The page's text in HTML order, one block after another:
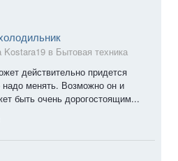
Kostara19 в Бытовая техника
действительно придется
надо менять. Возможно он и
быть очень дорогостоящим...